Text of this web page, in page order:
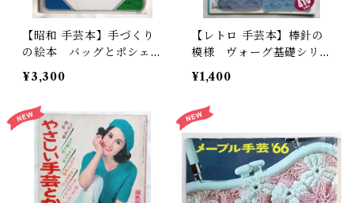
【昭和 手芸本】手づくり
の絵本 バッグとポシェッ
ト（昭和56年）
¥3,300
【レトロ 手芸本】棒針の
模様 ヴォーグ基礎シリー
ズpart2（平成元年）
¥1,400